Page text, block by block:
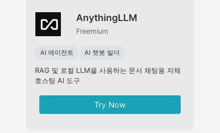
AnythingLLM
Freemium
AI 에이전트 AI 챗봇 빌더
RAG 및 로컬 LLM을 사용하는 문서 채팅용 자체
호스팅 AI 도구
Try Now